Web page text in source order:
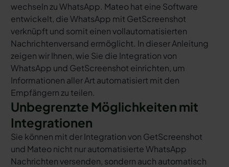
wechseln zu WhatsApp. Mateo hat eine Software
entwickelt, die WhatsApp mit GetScreenshot
verknüpft und somit einen vollautomatisierten
Nachrichtenversand ermöglicht. In dieser Anleitung
zeigen wir Ihnen, wie Sie die Integration von
WhatsApp und GetScreenshot einrichten, um
Informationen aller Art automatisiert mit den
Empfängern zu teilen.
Unbegrenzte Möglichkeiten mit
Integrationen
Sie können mit der Integration von GetScreenshot
und Mateo nicht nur automatisierte WhatsApp
Nachrichten versenden, sondern auch automatisch